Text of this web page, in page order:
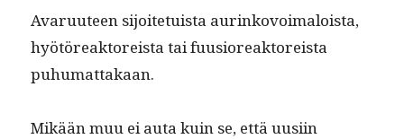
Avaru­u­teen sijoite­tu­ista aurinkovoimaloista,
hyötöreak­tor­eista tai fuu­siore­ak­tor­eista
puhumattakaan.
Mikään muu ei auta kuin se, että uusi­in